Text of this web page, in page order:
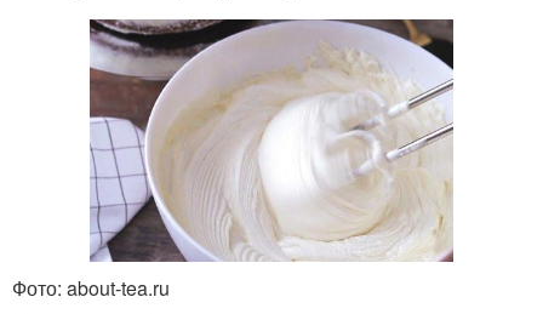
Фото: about-tea.ru